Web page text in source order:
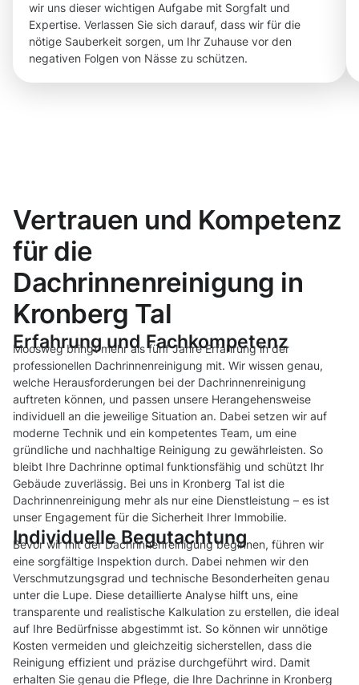
wir uns dieser wichtigen Aufgabe mit Sorgfalt und
Expertise. Verlassen Sie sich darauf, dass wir für die
nötige Sauberkeit sorgen, um Ihr Zuhause vor den
negativen Folgen von Nässe zu schützen.
Vertrauen und Kompetenz
für die
Dachrinnenreinigung in
Kronberg Tal
Erfahrung und Fachkompetenz
Moosweg bringt mehr als fünf Jahre Erfahrung in der
professionellen Dachrinnenreinigung mit. Wir wissen genau,
welche Herausforderungen bei der Dachrinnenreinigung
auftreten können, und passen unsere Herangehensweise
individuell an die jeweilige Situation an. Dabei setzen wir auf
moderne Technik und ein kompetentes Team, um eine
gründliche und nachhaltige Reinigung zu gewährleisten. So
bleibt Ihre Dachrinne optimal funktionsfähig und schützt Ihr
Gebäude zuverlässig. Bei uns in Kronberg Tal ist die
Dachrinnenreinigung mehr als nur eine Dienstleistung – es ist
unser Engagement für die Sicherheit Ihrer Immobilie.
Individuelle Begutachtung
Bevor wir mit der Dachrinnenreinigung beginnen, führen wir
eine sorgfältige Inspektion durch. Dabei nehmen wir den
Verschmutzungsgrad und technische Besonderheiten genau
unter die Lupe. Diese detaillierte Analyse hilft uns, eine
transparente und realistische Kalkulation zu erstellen, die ideal
auf Ihre Bedürfnisse abgestimmt ist. So können wir unnötige
Kosten vermeiden und gleichzeitig sicherstellen, dass die
Reinigung effizient und präzise durchgeführt wird. Damit
erhalten Sie genau die Pflege, die Ihre Dachrinne in Kronberg